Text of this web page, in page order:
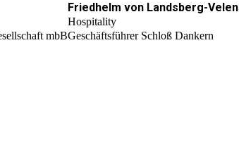
mbB
Friedhelm von Landsberg-Velen
Hospitality
Geschäftsführer Schloß Dankern